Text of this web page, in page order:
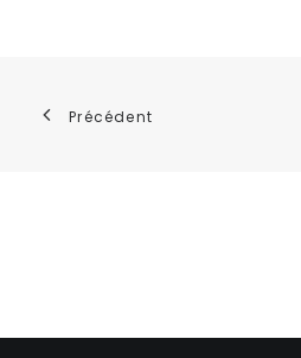
Précédent